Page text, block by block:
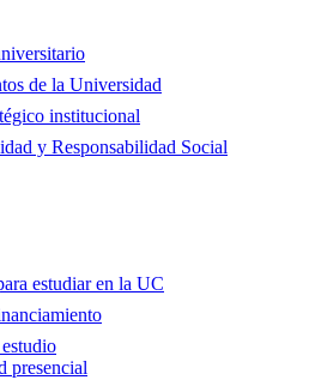
de la Universidad
institucional
y Responsabilidad Social
estudiar en la UC
presencial